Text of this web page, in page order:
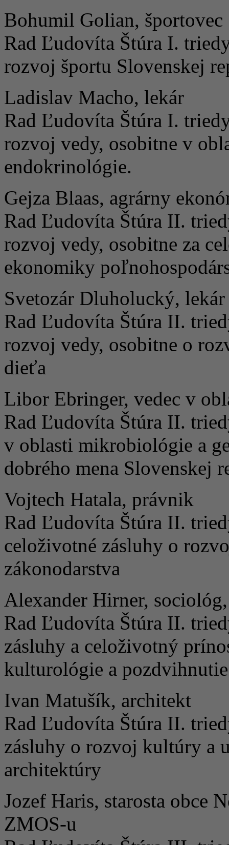
Bohumil Golian, športovec
Rad Ľudovíta Štúra I.
rozvoj športu Slovenskej
Ladislav Macho, lekár
Rad Ľudovíta Štúra I.
rozvoj vedy, osobitne v
endokrinológie.
Gejza Blaas, agrárny
Rad Ľudovíta Štúra II.
rozvoj vedy, osobitne za
ekonomiky
Svetozár Dluholucký, lekár
Rad Ľudovíta Štúra II.
rozvoj vedy, osobitne o
dieťa
Libor Ebringer, vedec v
Rad Ľudovíta Štúra II.
v oblasti mikrobiológie a
dobrého mena Slovenskej
Vojtech Hatala, právnik
Rad Ľudovíta Štúra II.
celoživotné zásluhy o
zákonodarstva
Alexander Hirner,
Rad Ľudovíta Štúra II.
zásluhy a celoživotný
kulturológie a
Ivan Matušík, architekt
Rad Ľudovíta Štúra II.
zásluhy o rozvoj kultúry a
architektúry
Jozef Haris, starosta obce
ZMOS-u